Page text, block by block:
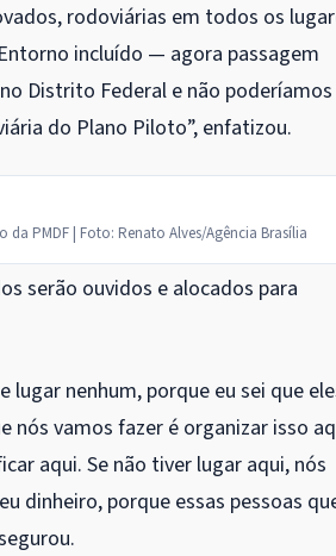
rodoviárias em todos os
incluído — agora passagem
Distrito Federal e não poderíamos
do Plano Piloto”, enfatizou.
PMDF | Foto: Renato Alves/Agência Brasília
serão ouvidos e alocados para
lugar nenhum, porque eu sei que
nós vamos fazer é organizar isso
aqui. Se não tiver lugar aqui, nós
dinheiro, porque essas pessoas